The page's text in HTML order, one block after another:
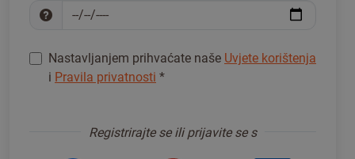
Nastavljanjem prihvaćate naše Uvjete korištenja
i Pravila privatnosti *
Registrirajte se ili prijavite se s